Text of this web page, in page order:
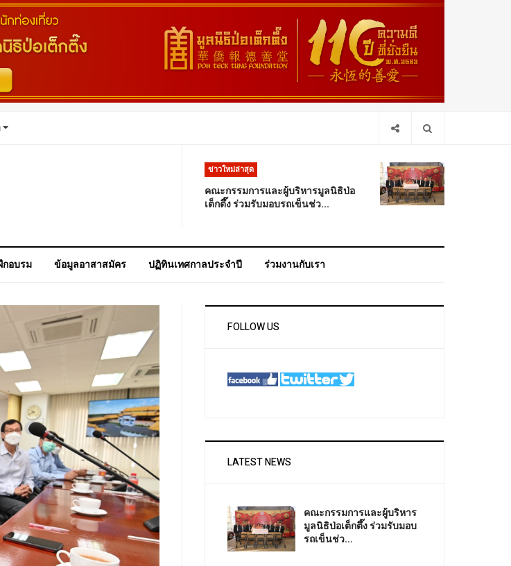
ข่าวใหม่ล่าสุด
คณะกรรมการและผู้บริหารมูลนิธิป่อ
เต็กตึ๊ง ร่วมรับมอบรถเข็นช่ว...
อบรม ข้อมูลอาสาสมัคร ปฏิทินเทศกาลประจำปี ร่วมงานกับเรา
FOLLOW US
LATEST NEWS
คณะกรรมการและผู้บริหาร
มูลนิธิป่อเต็กตึ๊ง ร่วมรับมอบ
รถเข็นช่ว...